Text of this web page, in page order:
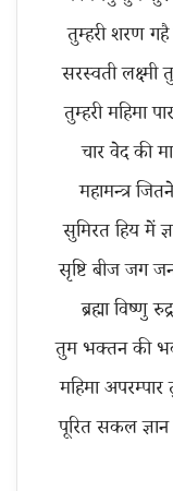
तुम्हरी शरण
सरस्वती लक्ष्मी
तुम्हरी महिमा
चार वेद की
महामन्त्र
सुमिरत हिय में
सृष्टि बीज जग
ब्रह्मा विष्णु
तुम भक्तन की
महिमा
पूरित सकल